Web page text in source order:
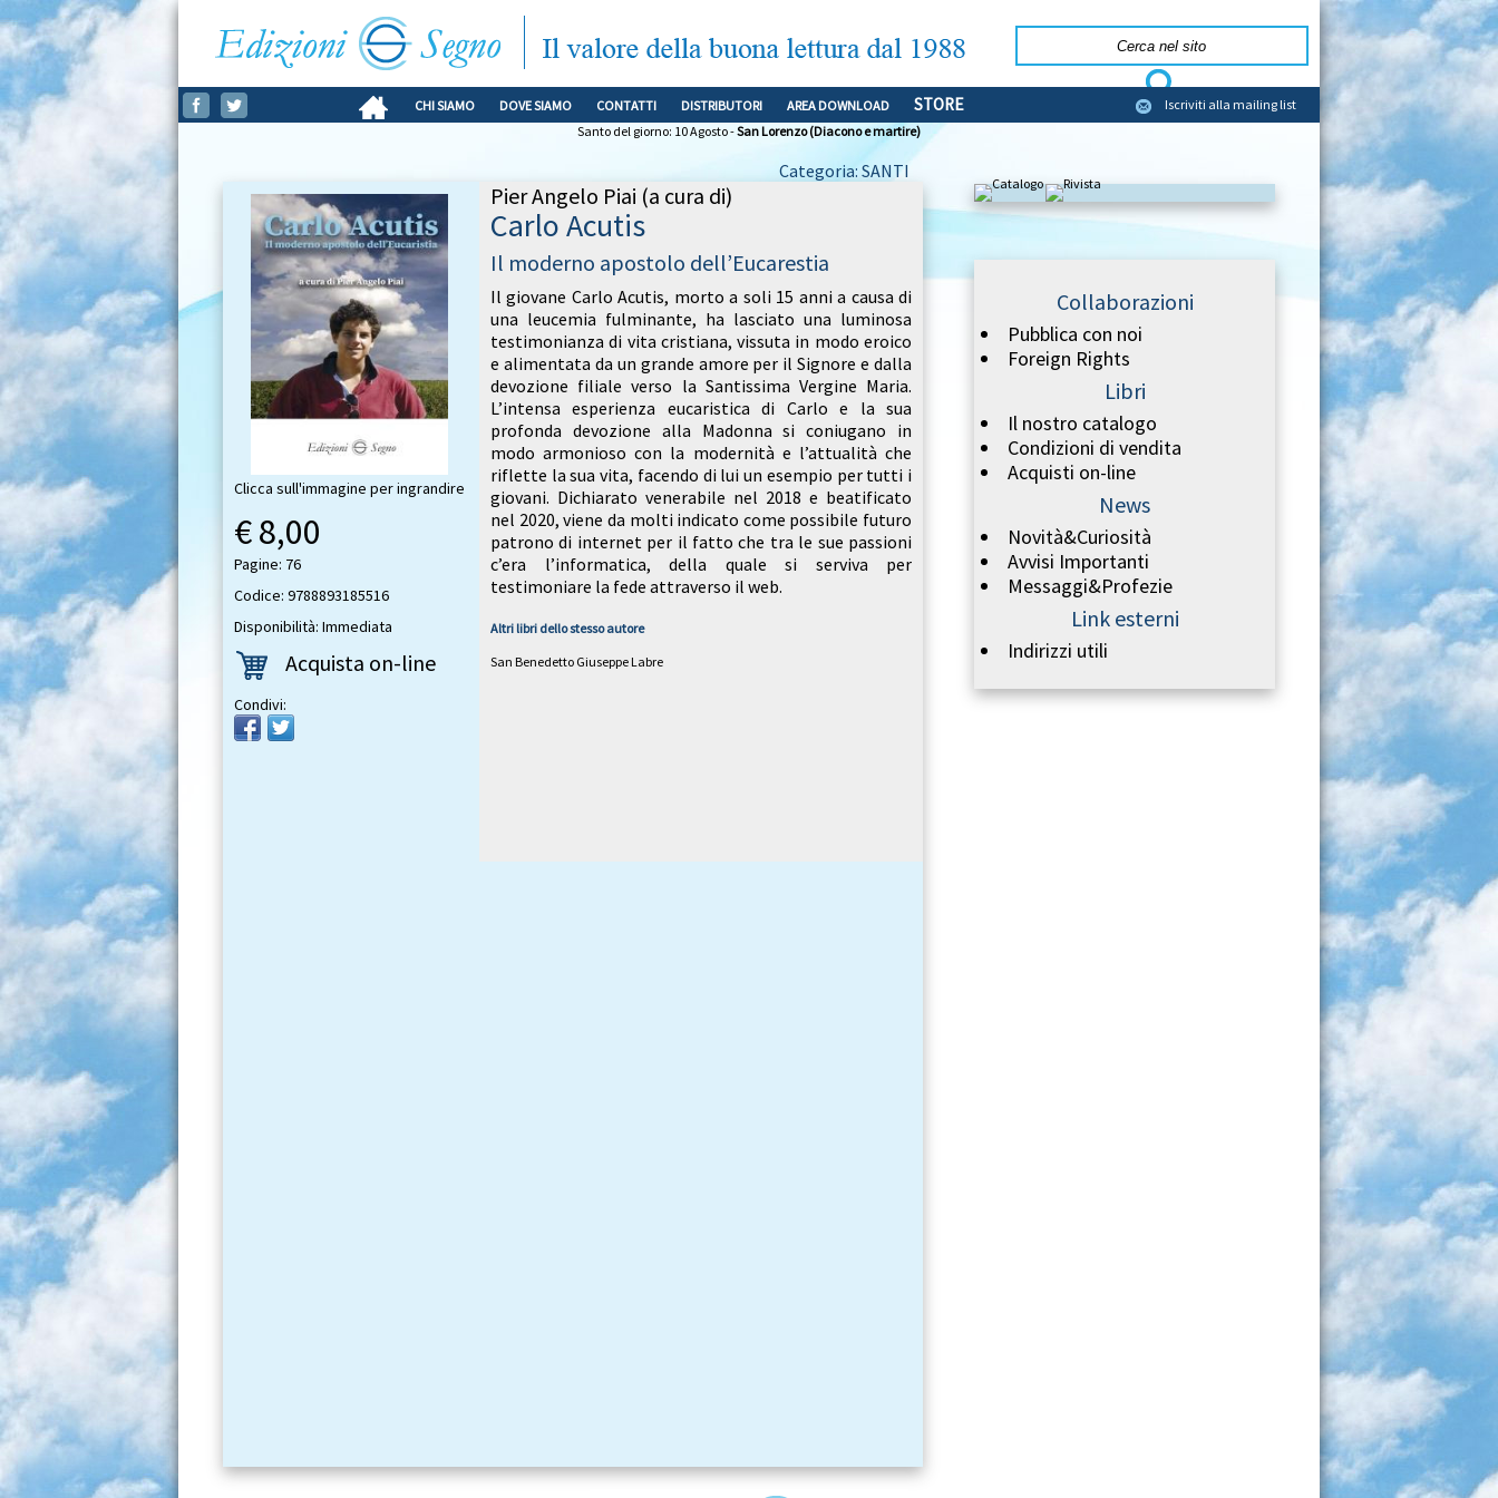
CHI SIAMO DOVE SIAMO CONTATTI DISTRIBUTORI AREA DOWNLOAD STORE
Iscriviti alla mailing list
Santo del giorno: 10 Agosto -San Lorenzo (Diacono e martire)
Categoria: SANTI
Pier Angelo Piai (a cura di)
Carlo Acutis
Il moderno apostolo dell’Eucarestia
Il giovane Carlo Acutis, morto a soli 15 anni a causa di
una leucemia fulminante, ha lasciato una luminosa
testimonianza di vita cristiana, vissuta in modo eroico
e alimentata da un grande amore per il Signore e dalla
devozione filiale verso la Santissima Vergine Maria.
L’intensa esperienza eucaristica di Carlo e la sua
profonda devozione alla Madonna si coniugano in
modo armonioso con la modernità e l’attualità che
riflette la sua vita, facendo di lui un esempio per tutti i
giovani. Dichiarato venerabile nel 2018 e beatificato
nel 2020, viene da molti indicato come possibile futuro
patrono di internet per il fatto che tra le sue passioni
c’era l’informatica, della quale si serviva per
testimoniare la fede attraverso il web.
Altri libri dello stesso autore
San Benedetto Giuseppe Labre
Clicca sull'immagine per ingrandire
€ 8,00
Pagine: 76
Codice: 9788893185516
Disponibilità: Immediata
Acquista on-line
Condivi:
Collaborazioni
Pubblica con noi
Foreign Rights
Libri
Il nostro catalogo
Condizioni di vendita
Acquisti on-line
News
Novità&Curiosità
Avvisi Importanti
Messaggi&Profezie
Link esterni
Indirizzi utili